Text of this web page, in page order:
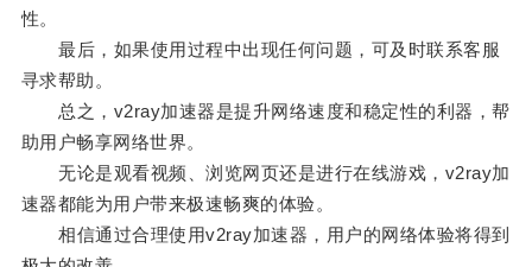
性。
最后，如果使用过程中出现任何问题，可及时联系客服
寻求帮助。
总之，v2ray加速器是提升网络速度和稳定性的利器，帮
助用户畅享网络世界。
无论是观看视频、浏览网页还是进行在线游戏，v2ray加
速器都能为用户带来极速畅爽的体验。
相信通过合理使用v2ray加速器，用户的网络体验将得到